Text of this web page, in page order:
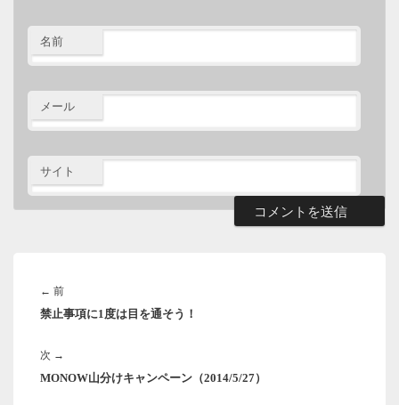
名前
メール
サイト
ビ
ー
シ
← 前前
の
禁止事項に1度は目を通そう！
次 →
の
MONOW山分けキャンペーン（2014/5/27）